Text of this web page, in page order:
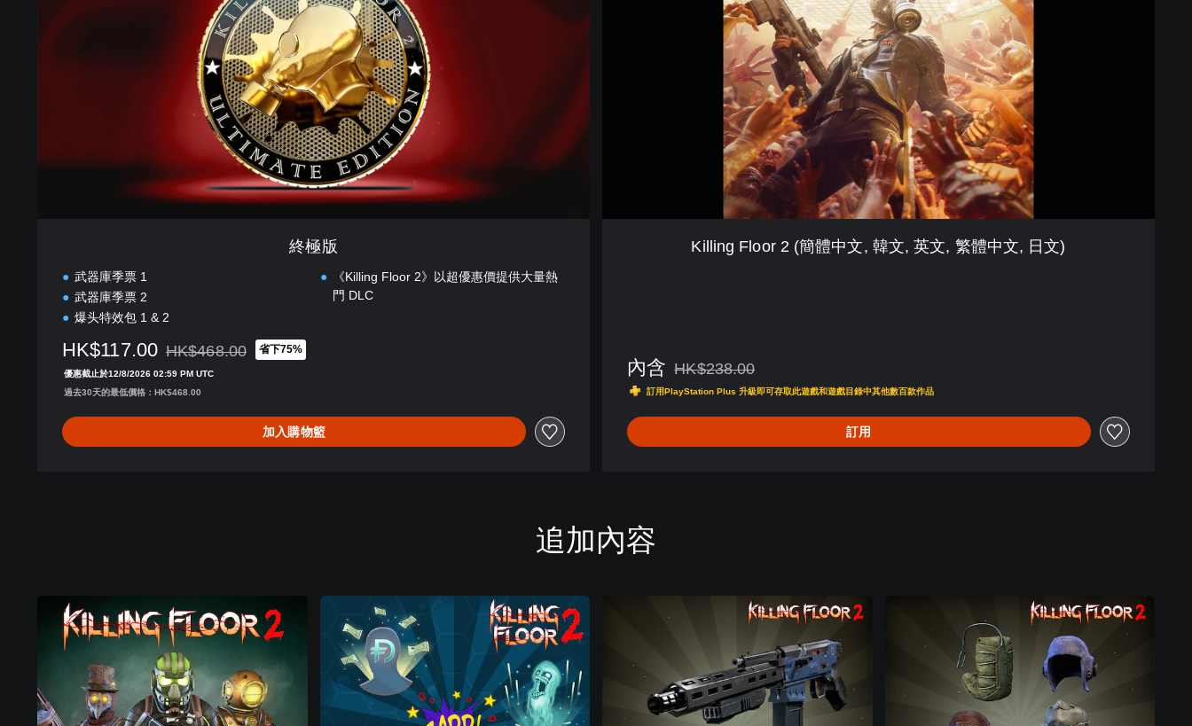
終極版
武器庫季票 1
武器庫季票 2
爆头特效包 1 & 2
《Killing Floor 2》以超優惠價提供大量熱
門 DLC
HK$117.00 折扣前原價為HK$468.00
HK$468.00 省下75%
優惠截止於12/8/2026 02:59 PM UTC
過去30天的最低價格：HK$468.00
加入購物籃
Killing Floor 2 (簡體中文, 韓文, 英文, 繁體中文, 日文)
內含 折扣前原價為HK$238.00
HK$238.00
訂用PlayStation Plus 升級即可存取此遊戲和遊戲目錄中其他數百款作品
訂用
追加內容